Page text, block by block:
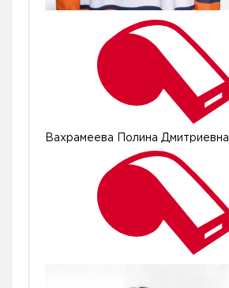
Вахрамеева Полина Дмитриевна